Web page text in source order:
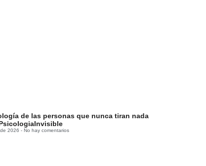
de las personas que nunca tiran nada
2026 No hay comentarios